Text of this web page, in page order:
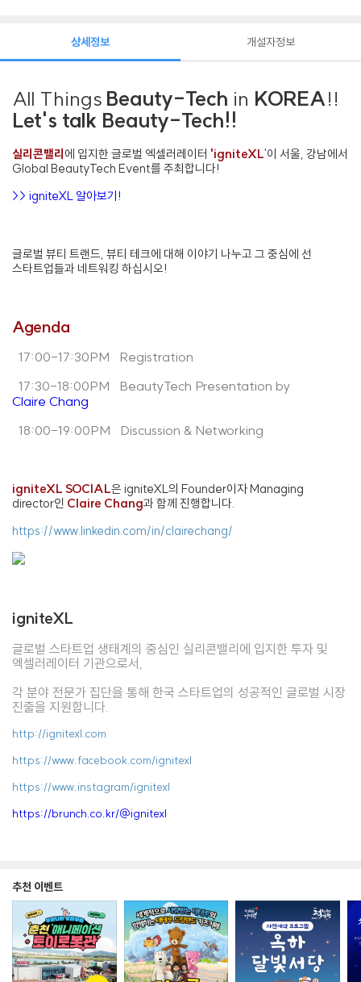
상세정보
All Things Beauty-Tech in KOREA!!
Let's talk Beauty-Tech!!
실리콘밸리 에 입지한 글로벌 엑셀러레이터 'igniteXL'이 서울, 강남에서
Global BeautyTech Event를 주최합니다!
>> igniteXL 알아보기!
글로벌 뷰티 트랜드, 뷰티 테크에 대해 이야기 나누고 그 중심에 선
스타트업들과 네트워킹 하십시오!
Agenda
17:00-17:30PM Registration
17:30-18:00PM BeautyTech Presentation by
Claire Chang
18:00-19:00PM Discussion & Networking
igniteXL SOCIAL은 igniteXL의 Founder이자 Managing
director인 Claire Chang과 함께 진행합니다.
https://www.linkedin.com/in/clairechang/
igniteXL
글로벌 스타트업 생태계의 중심인 실리콘밸리에 입지한 투자 및
엑셀러레이터 기관으로서,
각 분야 전문가 집단을 통해 한국 스타트업의 성공적인 글로벌 시장
진출을 지원합니다.
http://ignitexl.com
https://www.facebook.com/ignitexl
https://www.instagram/ignitexl
https://brunch.co.kr/@ignitexl
개설자정보
추천 이벤트